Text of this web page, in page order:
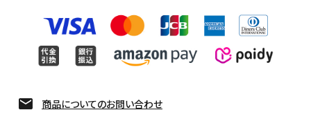
商品についてのお問い合わせ